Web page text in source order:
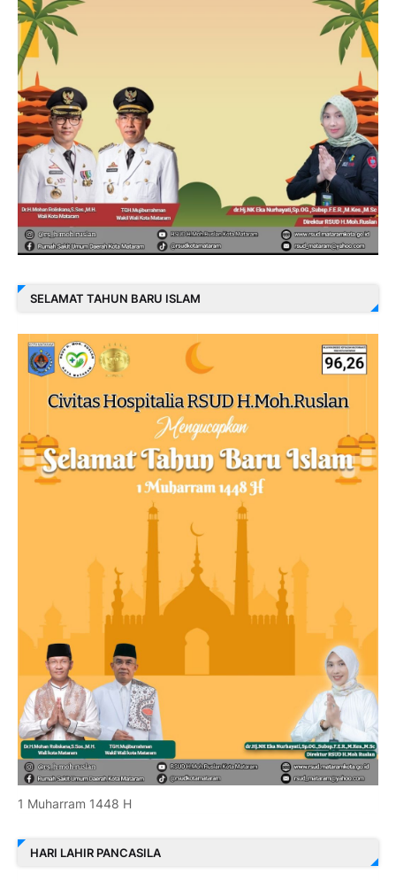
SELAMAT TAHUN BARU ISLAM
1 Muharram 1448 H
HARI LAHIR PANCASILA